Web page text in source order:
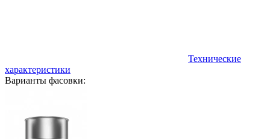
Технические
характеристики
Варианты фасовки: